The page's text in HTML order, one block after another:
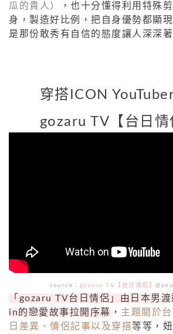
瓜的貴人）
，也十分懂得利用特殊
身，製造好比例，把自身優勢都顯
是那份敢秀有自信的態度讓人深深著
穿搭 ICON
gozaru TV 【台日情
source： gozaru TV【台日情侶】
「 gozaru TV台日情侶」由日本男
in 的戀愛故事拉開序幕 ， 主題關於
日差異、情侶記事以及穿搭等等，